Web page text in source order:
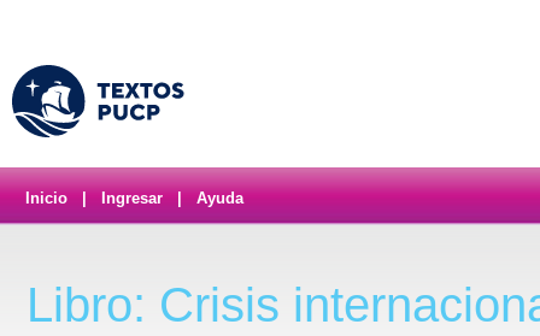
Inicio Ingresar Ayuda
Libro: Crisis